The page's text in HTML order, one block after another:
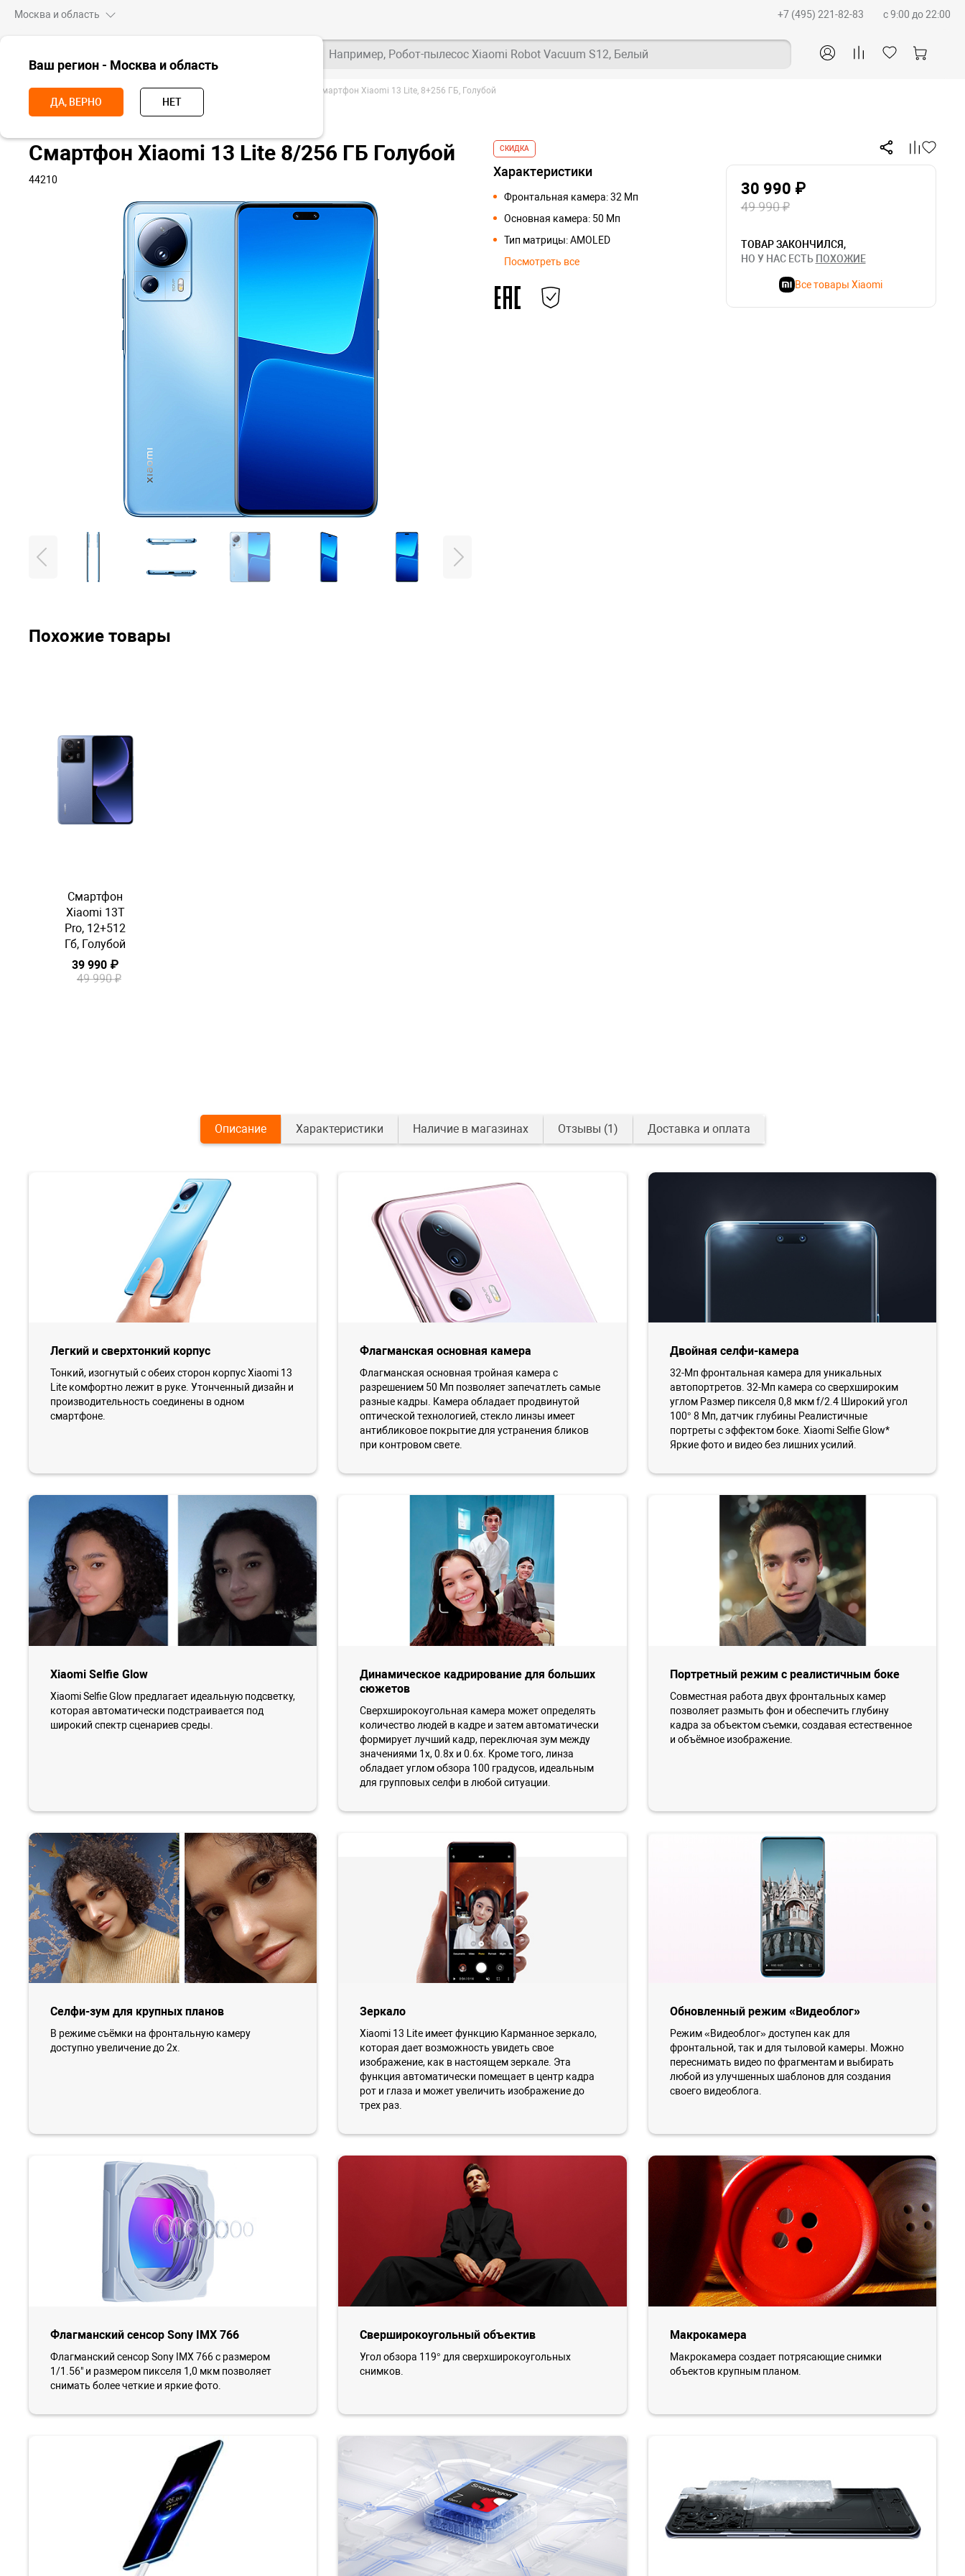
Москва и область
Ваш регион - Москва и область
ДА, ВЕРНО НЕТ
+7 (495) 221-82-83 c 9:00 до 22:00
Например, Робот-пылесос Xiaomi Robot Vacuum S12, Белый
Главная Смартфоны Xiaomi Xiaomi 13 Смартфон Xiaomi 13 Lite, 8+256 ГБ, Голубой
Смартфон Xiaomi 13 Lite 8/256 ГБ Голубой
44210
СКИДКА
Характеристики
Фронтальная камера: 32 Мп
Основная камера: 50 Мп
Тип матрицы: AMOLED
Посмотреть все
30 990 ₽
49 990 ₽
ТОВАР ЗАКОНЧИЛСЯ,
НО У НАС ЕСТЬ ПОХОЖИЕ
Все товары Xiaomi
Похожие товары
Смартфон
Xiaomi 13T
Pro, 12+512
Гб, Голубой
39 990 ₽
49 990 ₽
Описание Характеристики Наличие в магазинах Отзывы (1) Доставка и оплата
Легкий и сверхтонкий корпус
Тонкий, изогнутый с обеих сторон корпус Xiaomi 13
Lite комфортно лежит в руке. Утонченный дизайн и
производительность соединены в одном
смартфоне.
Флагманская основная камера
Флагманская основная тройная камера с
разрешением 50 Мп позволяет запечатлеть самые
разные кадры. Камера обладает продвинутой
оптической технологией, стекло линзы имеет
антибликовое покрытие для устранения бликов
при контровом свете.
Двойная селфи-камера
32-Мп фронтальная камера для уникальных
автопортретов. 32-Мп камера со сверхшироким
углом Размер пикселя 0,8 мкм f/2.4 Широкий угол
100° 8 Мп, датчик глубины Реалистичные
портреты с эффектом боке. Xiaomi Selfie Glow*
Яркие фото и видео без лишних усилий.
Xiaomi Selfie Glow
Xiaomi Selfie Glow предлагает идеальную подсветку,
которая автоматически подстраивается под
широкий спектр сценариев среды.
Динамическое кадрирование для больших
сюжетов
Сверхширокоугольная камера может определять
количество людей в кадре и затем автоматически
формирует лучший кадр, переключая зум между
значениями 1х, 0.8х и 0.6х. Кроме того, линза
обладает углом обзора 100 градусов, идеальным
для групповых селфи в любой ситуации.
Портретный режим с реалистичным боке
Совместная работа двух фронтальных камер
позволяет размыть фон и обеспечить глубину
кадра за объектом съемки, создавая естественное
и объёмное изображение.
Селфи-зум для крупных планов
В режиме съёмки на фронтальную камеру
доступно увеличение до 2х.
Зеркало
Xiaomi 13 Lite имеет функцию Карманное зеркало,
которая дает возможность увидеть свое
изображение, как в настоящем зеркале. Эта
функция автоматически помещает в центр кадра
рот и глаза и может увеличить изображение до
трех раз.
Обновленный режим «Видеоблог»
Режим «Видеоблог» доступен как для
фронтальной, так и для тыловой камеры. Можно
переснимать видео по фрагментам и выбирать
любой из улучшенных шаблонов для создания
своего видеоблога.
Флагманский сенсор Sony IMX 766
Флагманский сенсор Sony IMX 766 с размером
1/1.56" и размером пикселя 1,0 мкм позволяет
снимать более четкие и яркие фото.
Сверширокоугольный объектив
Угол обзора 119° для сверхширокоугольных
снимков.
Макрокамера
Макрокамера создает потрясающие снимки
объектов крупным планом.